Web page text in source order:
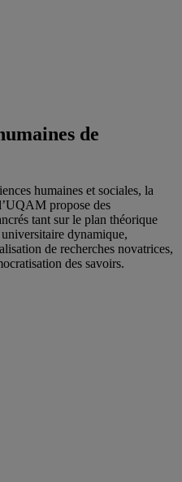
de
humaines et sociales, la
propose des
tant sur le plan théorique
dynamique,
de recherches novatrices,
des savoirs.